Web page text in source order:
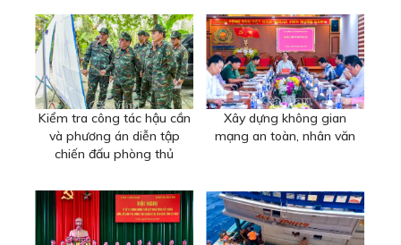
Kiểm tra công tác hậu cần
và phương án diễn tập
chiến đấu phòng thủ
Xây dựng không gian
mạng an toàn, nhân văn